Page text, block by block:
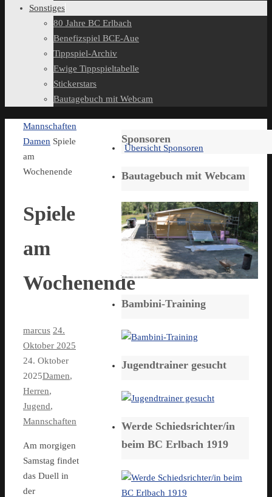
Sonstiges
80 Jahre BC Erlbach
Benefizspiel BCE-Aue
Tippspiel-Archiv
Ewige Tippspieltabelle
Stickerstars
Bautagebuch mit Webcam
Start
Mannschaften
Damen Spiele
am
Wochenende
Spiele
am
Wochenende
marcus 24.
Oktober 2025
24. Oktober
2025Damen,
Herren,
Jugend,
Mannschaften
Am morgigen
Samstag findet
das Duell in
der
Sponsoren
Übersicht Sponsoren
Bautagebuch mit Webcam
Bambini-Training
Jugendtrainer gesucht
Werde Schiedsrichter/in
beim BC Erlbach 1919